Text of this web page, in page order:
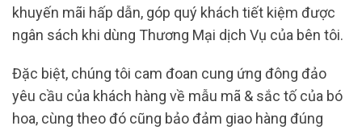
khuyến mãi hấp dẫn, góp quý khách tiết kiệm được
ngân sách khi dùng Thương Mại dịch Vụ của bên tôi.
Đặc biệt, chúng tôi cam đoan cung ứng đông đảo
yêu cầu của khách hàng về mẫu mã & sắc tố của bó
hoa, cùng theo đó cũng bảo đảm giao hàng đúng